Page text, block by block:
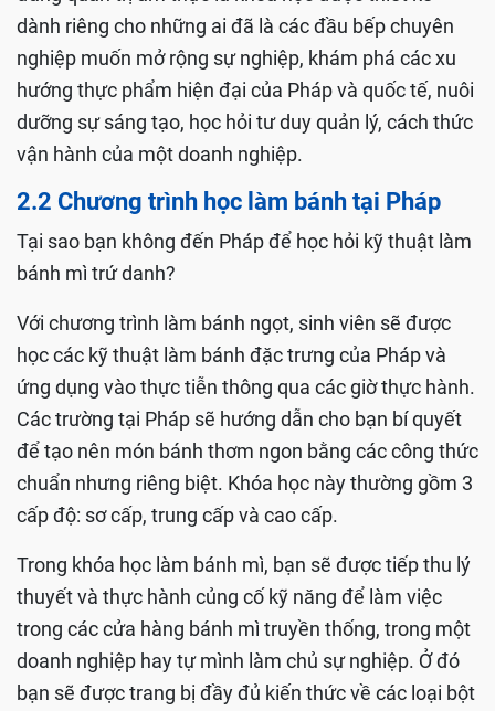
dành riêng cho những ai đã là các đầu bếp chuyên
nghiệp muốn mở rộng sự nghiệp, khám phá các xu
hướng thực phẩm hiện đại của Pháp và quốc tế, nuôi
dưỡng sự sáng tạo, học hỏi tư duy quản lý, cách thức
vận hành của một doanh nghiệp.
2.2 Chương trình học làm bánh tại Pháp
Tại sao bạn không đến Pháp để học hỏi kỹ thuật làm
bánh mì trứ danh?
Với chương trình làm bánh ngọt, sinh viên sẽ được
học các kỹ thuật làm bánh đặc trưng của Pháp và
ứng dụng vào thực tiễn thông qua các giờ thực hành.
Các trường tại Pháp sẽ hướng dẫn cho bạn bí quyết
để tạo nên món bánh thơm ngon bằng các công thức
chuẩn nhưng riêng biệt. Khóa học này thường gồm 3
cấp độ: sơ cấp, trung cấp và cao cấp.
Trong khóa học làm bánh mì, bạn sẽ được tiếp thu lý
thuyết và thực hành củng cố kỹ năng để làm việc
trong các cửa hàng bánh mì truyền thống, trong một
doanh nghiệp hay tự mình làm chủ sự nghiệp. Ở đó
bạn sẽ được trang bị đầy đủ kiến thức về các loại bột